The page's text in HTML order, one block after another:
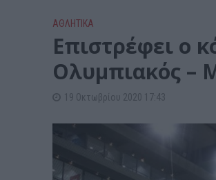
ΑΘΛΗΤΙΚΑ
Επιστρέφει ο
Ολυμπιακός –
19 Οκτωβρίου 2020 17:43